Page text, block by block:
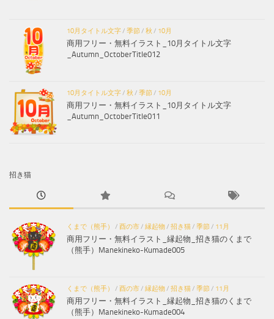
10月タイトル文字/ 季節/ 秋 / 10月
商用フリー・無料イラスト_10月タイトル文字
_Autumn_OctoberTitle012
10月タイトル文字/ 秋 / 季節/ 10月
商用フリー・無料イラスト_10月タイトル文字
_Autumn_OctoberTitle011
招き猫
くまで（熊手） / 酉の市/ 縁起物/ 招き猫/ 季節/ 11月
商用フリー・無料イラスト_縁起物_招き猫のくまで
（熊手）Manekineko-Kumade005
くまで（熊手） / 酉の市/ 縁起物/ 招き猫/ 季節/ 11月
商用フリー・無料イラスト_縁起物_招き猫のくまで
（熊手）Manekineko-Kumade004